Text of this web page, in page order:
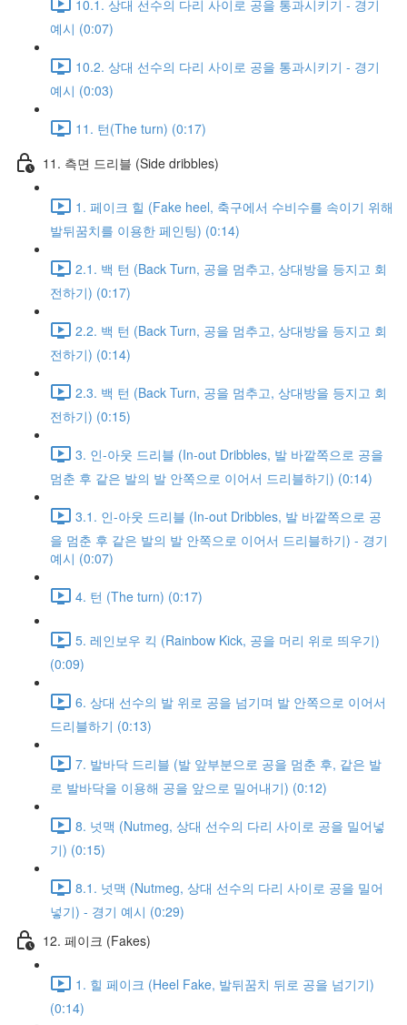
10.1. 상대 선수의 다리 사이로 공을 통과시키기 - 경기
예시 (0:07)
10.2. 상대 선수의 다리 사이로 공을 통과시키기 - 경기
예시 (0:03)
11. 턴(The turn) (0:17)
11. 측면 드리블 (Side dribbles)
1. 페이크 힐 (Fake heel, 축구에서 수비수를 속이기 위해
발뒤꿈치를 이용한 페인팅) (0:14)
2.1. 백 턴 (Back Turn, 공을 멈추고, 상대방을 등지고 회
전하기) (0:17)
2.2. 백 턴 (Back Turn, 공을 멈추고, 상대방을 등지고 회
전하기) (0:14)
2.3. 백 턴 (Back Turn, 공을 멈추고, 상대방을 등지고 회
전하기) (0:15)
3. 인-아웃 드리블 (In-out Dribbles, 발 바깥쪽으로 공을
멈춘 후 같은 발의 발 안쪽으로 이어서 드리블하기) (0:14)
3.1. 인-아웃 드리블 (In-out Dribbles, 발 바깥쪽으로 공
을 멈춘 후 같은 발의 발 안쪽으로 이어서 드리블하기) - 경기
예시 (0:07)
4. 턴 (The turn) (0:17)
5. 레인보우 킥 (Rainbow Kick, 공을 머리 위로 띄우기)
(0:09)
6. 상대 선수의 발 위로 공을 넘기며 발 안쪽으로 이어서
드리블하기 (0:13)
7. 발바닥 드리블 (발 앞부분으로 공을 멈춘 후, 같은 발
로 발바닥을 이용해 공을 앞으로 밀어내기) (0:12)
8. 넛맥 (Nutmeg, 상대 선수의 다리 사이로 공을 밀어넣
기) (0:15)
8.1. 넛맥 (Nutmeg, 상대 선수의 다리 사이로 공을 밀어
넣기) - 경기 예시 (0:29)
12. 페이크 (Fakes)
1. 힐 페이크 (Heel Fake, 발뒤꿈치 뒤로 공을 넘기기)
(0:14)